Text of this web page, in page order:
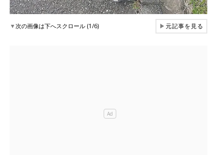
▼次の画像は下へスクロール (1/6) ▶元記事を見る